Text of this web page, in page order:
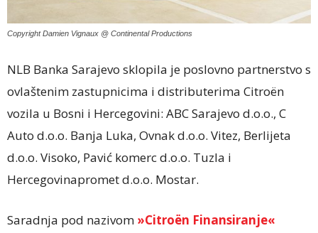
Copyright Damien Vignaux @ Continental Productions
NLB Banka Sarajevo sklopila je poslovno partnerstvo s
ovlaštenim zastupnicima i distributerima Citroën
vozila u Bosni i Hercegovini: ABC Sarajevo d.o.o., C
Auto d.o.o. Banja Luka, Ovnak d.o.o. Vitez, Berlijeta
d.o.o. Visoko, Pavić komerc d.o.o. Tuzla i
Hercegovinapromet d.o.o. Mostar.
Saradnja pod nazivom »Citroën Finansiranje«